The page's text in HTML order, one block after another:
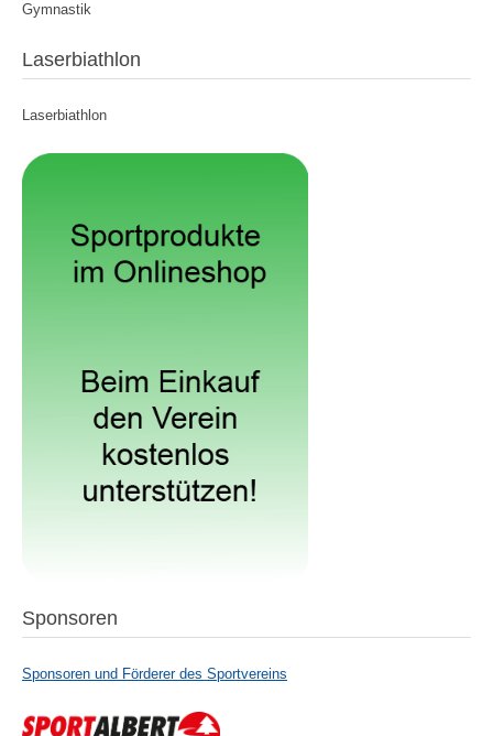
Gymnastik
Laserbiathlon
Laserbiathlon
Sponsoren
Sponsoren und Förderer des Sportvereins